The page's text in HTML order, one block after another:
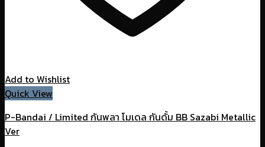
Add to Wishlist
Quick View
P-Bandai / Limited กันพลา โมเดล กันดั้ม BB Sazabi Metallic
Ver